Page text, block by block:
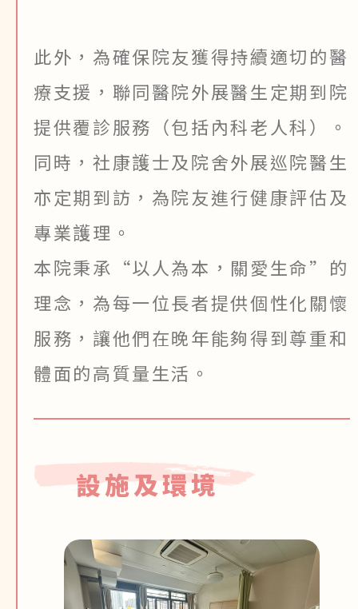
此外，為確保院友獲得持續適切的醫
療支援，聯同醫院外展醫生定期到院
提供覆診服務（包括內科老人科）。
同時，社康護士及院舍外展巡院醫生
亦定期到訪，為院友進行健康評估及
專業護理。
本院秉承“以人為本，關愛生命”的
理念，為每一位長者提供個性化關懷
服務，讓他們在晚年能夠得到尊重和
體面的高質量生活。
設施及環境